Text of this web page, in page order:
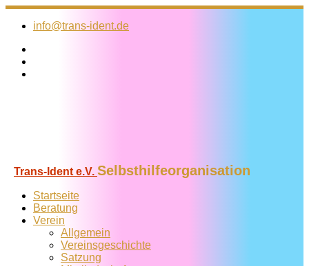
Zum
Inhalt
info@trans-ident.de
Trans-Ident e.V. Selbsthilfeorganisation
Startseite
Beratung
Verein
Allgemein
Vereins­geschichte
Satzung